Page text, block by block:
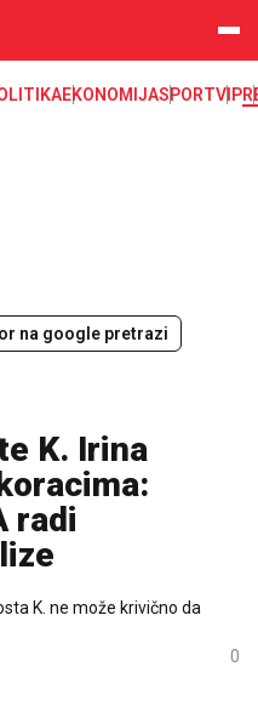
EKONOMIJASPORTVIP
na google pretrazi
K. Irina
radi
K. ne može krivično da
0